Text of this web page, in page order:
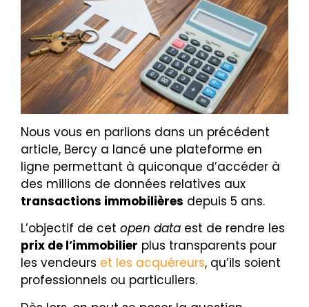
Nous vous en parlions dans un précédent
article, Bercy a lancé une plateforme en
ligne permettant à quiconque d’accéder à
des millions de données relatives aux
transactions immobilières depuis 5 ans.
L’objectif de cet open data est de rendre les
prix de l’immobilier plus transparents pour
les vendeurs et les acquéreurs, qu’ils soient
professionnels ou particuliers.